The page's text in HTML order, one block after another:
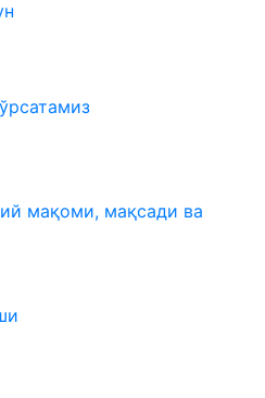
мақоми, мақсади ва